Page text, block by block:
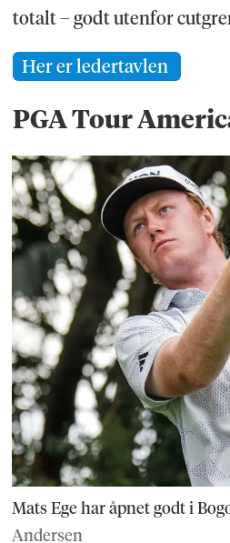
totalt – godt utenfor
Her er ledertavlen
PGA Tour
Mats Ege har åpnet godt i
Andersen